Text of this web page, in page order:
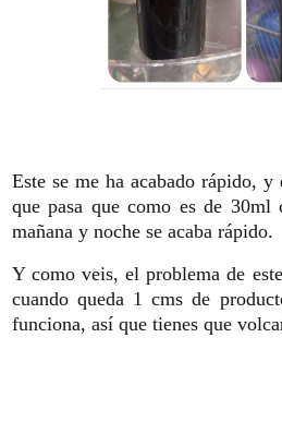
Este se me ha acabado rápido, y
que pasa que como es de
mañana y noche se acaba rápido.
Y como veis, el problema de
cuando queda 1 cms de
funciona, así que tienes que